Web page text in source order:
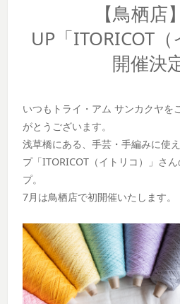
【鳥栖店
UP「ITORICOT（
開催決
いつもトライ・アム サンカクヤを
がとうございます。
浅草橋にある、手芸・手編みに使
プ「ITORICOT（イトリコ）」さ
プ。
7月は鳥栖店で初開催いたします。